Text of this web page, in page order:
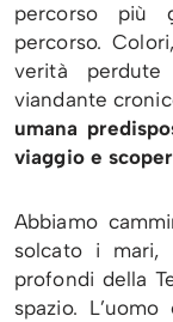
percorso più
percorso.
verità
viandante
umana
viaggio e
Abbiamo
solcato i mari,
profondi della
spazio.